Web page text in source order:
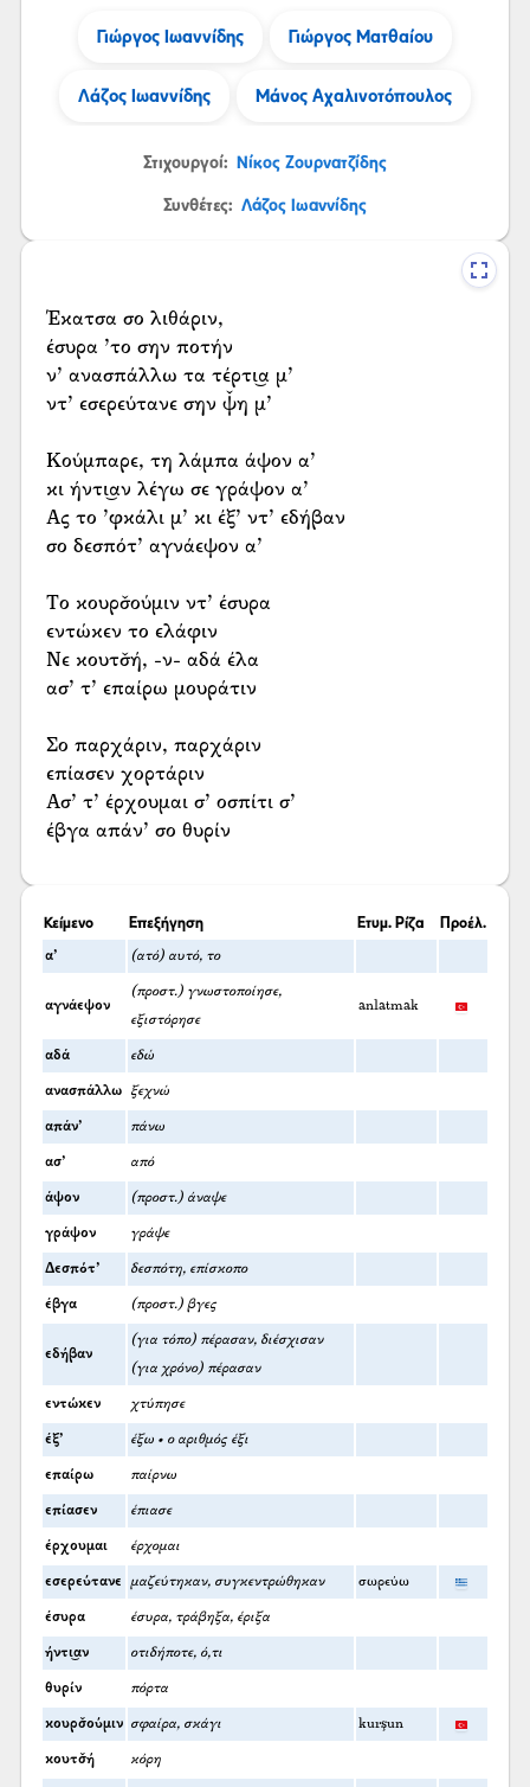
Γιώργος Ιωαννίδης Γιώργος Ματθαίου
Λάζος Ιωαννίδης Μάνος Αχαλινοτόπουλος
Στιχουργοί: Νίκος Ζουρνατζίδης
Συνθέτες: Λάζος Ιωαννίδης
Έκατσα σο λιθάριν,
έσυρα ’το σην ποτήν
ν’ ανασπάλλω τα τέρτι͜α μ’
ντ’ εσερεύτανε σην ψ̌η μ’
Κούμπαρε, τη λάμπα άψον α’
κι ήντι͜αν λέγω σε γράψον α’
Ας το ’φκάλι μ’ κι έξ’ ντ’ εδήβαν
σο δεσπότ’ αγνάεψον α’
Το κουρσ̌ούμιν ντ’ έσυρα
εντώκεν το ελάφιν
Νε κουτσ̌ή, -ν- αδά έλα
ασ’ τ’ επαίρω μουράτιν
Σο παρχάριν, παρχάριν
επίασεν χορτάριν
Ασ’ τ’ έρχουμαι σ’ οσπίτι σ’
έβγα απάν’ σο θυρίν
Κείμενο Επεξήγηση Ετυμ. Ρίζα Προέλ.
α’ (ατό) αυτό, το
αγνάεψον
(προστ.) γνωστοποίησε,
εξιστόρησε
anlatmak
αδά εδώ
ανασπάλλω ξεχνώ
απάν’ πάνω
ασ’ από
άψον (προστ.) άναψε
γράψον γράψε
Δεσπότ’ δεσπότη, επίσκοπο
έβγα (προστ.) βγες
εδήβαν
(για τόπο) πέρασαν, διέσχισαν
(για χρόνο) πέρασαν
εντώκεν χτύπησε
έξ’ έξω • ο αριθμός έξι
επαίρω παίρνω
επίασεν έπιασε
έρχουμαι έρχομαι
εσερεύτανε μαζεύτηκαν, συγκεντρώθηκαν σωρεύω
έσυρα έσυρα, τράβηξα, έριξα
ήντι͜αν οτιδήποτε, ό,τι
θυρίν πόρτα
κουρσ̌ούμιν σφαίρα, σκάγι kurşun
κουτσ̌ή κόρη